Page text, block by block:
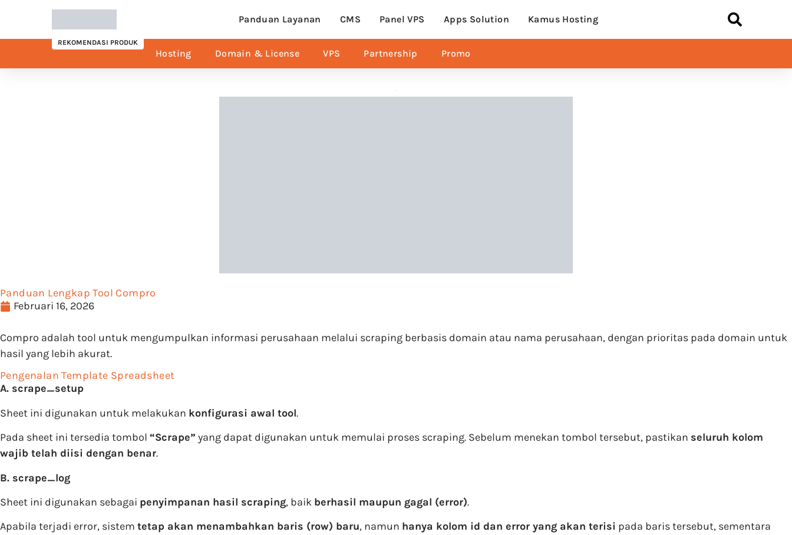
Panduan Layanan CMS Panel VPS Apps Solution Kamus Hosting
REKOMENDASI PRODUK
Hosting Domain & License VPS Partnership Promo
Panduan Lengkap Tool Compro
Februari 16, 2026
Compro adalah tool untuk mengumpulkan informasi perusahaan melalui scraping berbasis domain atau nama perusahaan, dengan prioritas pada domain untuk
hasil yang lebih akurat.
Pengenalan Template Spreadsheet
A. scrape_setup
Sheet ini digunakan untuk melakukan konfigurasi awal tool.
Pada sheet ini tersedia tombol “Scrape” yang dapat digunakan untuk memulai proses scraping. Sebelum menekan tombol tersebut, pastikan seluruh kolom
wajib telah diisi dengan benar.
B. scrape_log
Sheet ini digunakan sebagai penyimpanan hasil scraping, baik berhasil maupun gagal (error).
Apabila terjadi error, sistem tetap akan menambahkan baris (row) baru, namun hanya kolom id dan error yang akan terisi pada baris tersebut, sementara